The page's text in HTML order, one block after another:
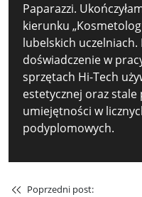
Paparazzi.
kierunku
lubelskich
doświadczenie w
sprzętach Hi-Tech
estetycznej oraz stale
umiejętności w
podyplomowych.
Poprzedni post: